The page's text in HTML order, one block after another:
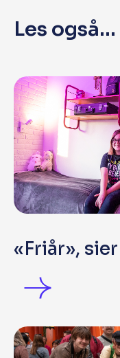
Les også...
«Friår»,